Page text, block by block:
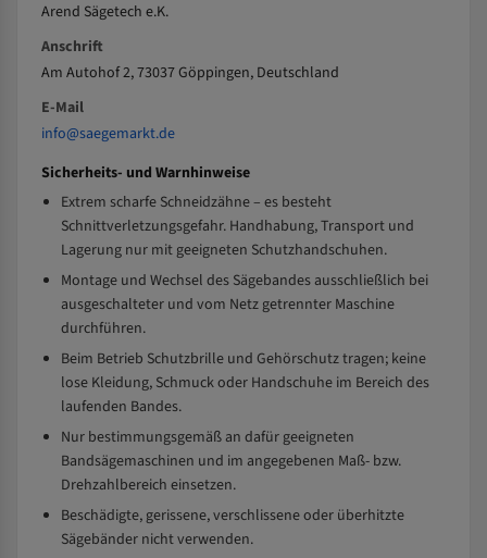
Arend Sägetech e.K.
Anschrift
Am Autohof 2, 73037 Göppingen, Deutschland
E-Mail
info@saegemarkt.de
Sicherheits- und Warnhinweise
Extrem scharfe Schneidzähne – es besteht
Schnittverletzungsgefahr. Handhabung, Transport und
Lagerung nur mit geeigneten Schutzhandschuhen.
Montage und Wechsel des Sägebandes ausschließlich bei
ausgeschalteter und vom Netz getrennter Maschine
durchführen.
Beim Betrieb Schutzbrille und Gehörschutz tragen; keine
lose Kleidung, Schmuck oder Handschuhe im Bereich des
laufenden Bandes.
Nur bestimmungsgemäß an dafür geeigneten
Bandsägemaschinen und im angegebenen Maß- bzw.
Drehzahlbereich einsetzen.
Beschädigte, gerissene, verschlissene oder überhitzte
Sägebänder nicht verwenden.